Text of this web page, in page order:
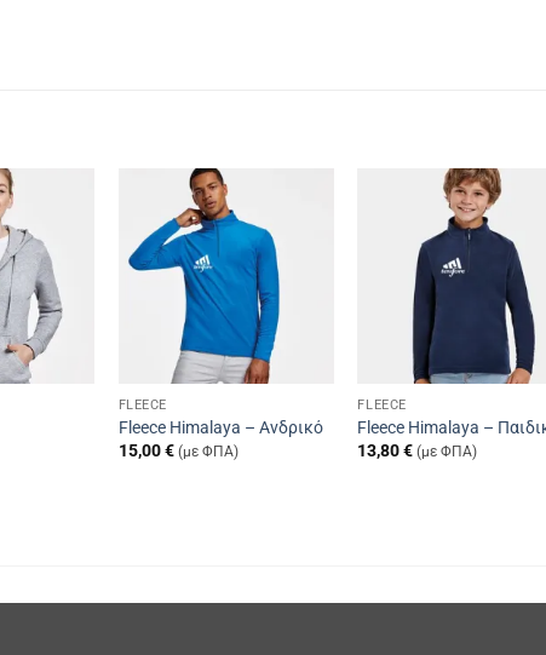
Add to
wishlist
Add to
wishlist
FLEECE
Fleece Himalaya – Ανδρικό
15,00€ (με ΦΠΑ)
Add
FLEECE
Fleece Himalaya –
13,80€ (με ΦΠΑ)